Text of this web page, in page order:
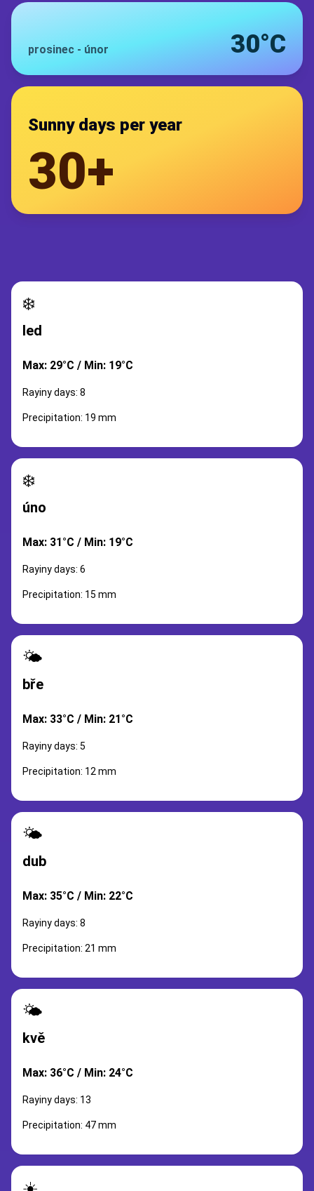
prosinec - únor 30°C
Sunny days per year
30+
❄️
led
Max: 29°C / Min: 19°C
Rayiny days: 8
Precipitation: 19 mm
❄️
úno
Max: 31°C / Min: 19°C
Rayiny days: 6
Precipitation: 15 mm
🌤️
bře
Max: 33°C / Min: 21°C
Rayiny days: 5
Precipitation: 12 mm
🌤️
dub
Max: 35°C / Min: 22°C
Rayiny days: 8
Precipitation: 21 mm
🌤️
kvě
Max: 36°C / Min: 24°C
Rayiny days: 13
Precipitation: 47 mm